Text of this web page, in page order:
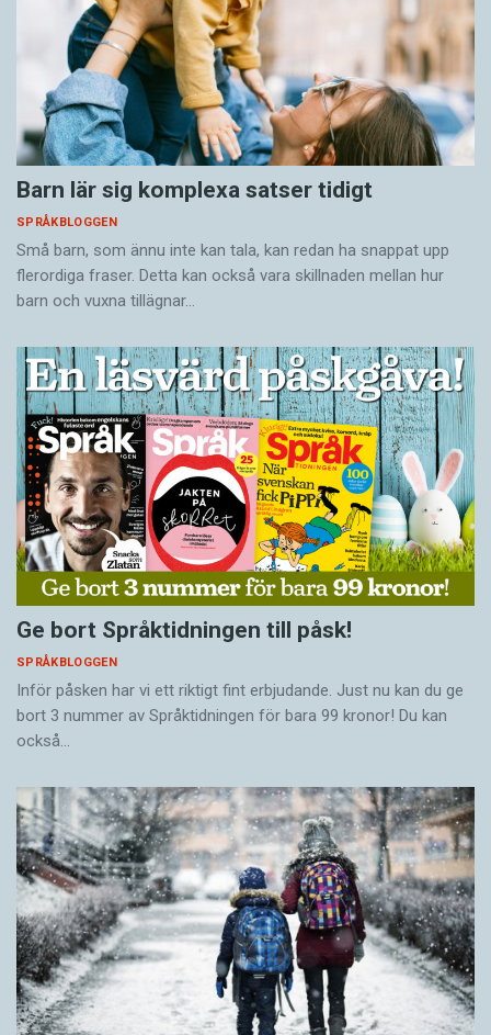
Barn lär sig komplexa satser tidigt
SPRÅKBLOGGEN
Små barn, som ännu inte kan tala, kan redan ha snappat upp
flerordiga fraser. Detta kan också vara skillnaden mellan hur
barn och vuxna tillägnar…
Ge bort Språktidningen till påsk!
SPRÅKBLOGGEN
Inför påsken har vi ett riktigt fint erbjudande. Just nu kan du ge
bort 3 nummer av Språktidningen för bara 99 kronor! Du kan
också…